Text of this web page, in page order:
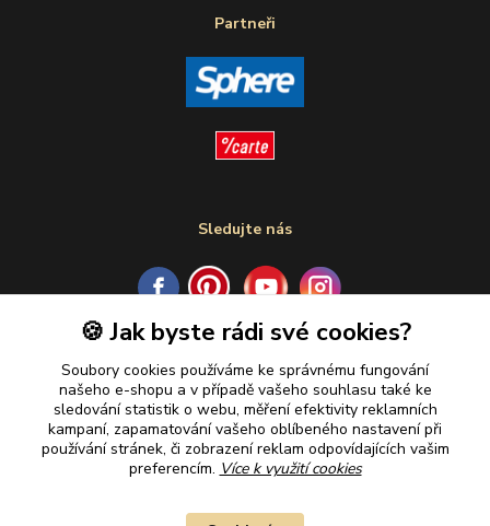
Partneři
Sledujte nás
🍪 Jak byste rádi své cookies?
Soubory cookies používáme ke správnému fungování
našeho e-shopu a v případě vašeho souhlasu také ke
sledování statistik o webu, měření efektivity reklamních
kampaní, zapamatování vašeho oblíbeného nastavení při
používání stránek, či zobrazení reklam odpovídajících vašim
preferencím. Více k využití cookies